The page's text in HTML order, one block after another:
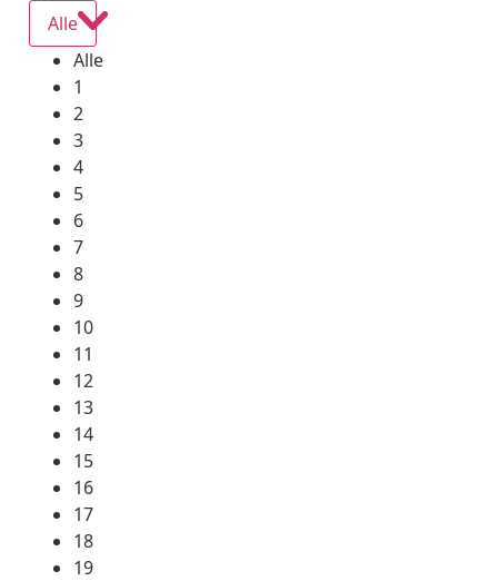
Alle
Alle
1
2
3
4
5
6
7
8
9
10
11
12
13
14
15
16
17
18
19